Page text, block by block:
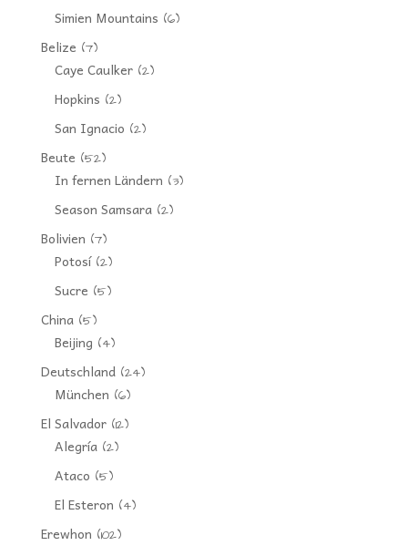
Simien Mountains (6)
Belize (7)
Caye Caulker(2)
Hopkins (2)
San Ignacio (2)
Beute (52)
In fernen Ländern (3)
Season Samsara(2)
Bolivien (7)
Potosí(2)
Sucre (5)
China(5)
Beijing (4)
Deutschland(24)
München (6)
El Salvador(12)
Alegría(2)
Ataco (5)
El Esteron (4)
Erewhon (102)